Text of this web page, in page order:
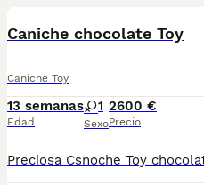
Caniche chocolate Toy
Caniche Toy
13 semanas
Edad
1
Sexo
2600 €
Precio